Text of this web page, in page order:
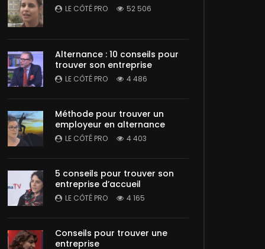
LE CÔTÉ PRO 52 506
Alternance : 10 conseils pour
trouver son entreprise
LE CÔTÉ PRO 4 486
Méthode pour trouver un
employeur en alternance
LE CÔTÉ PRO 4 403
5 conseils pour trouver son
entreprise d’accueil
LE CÔTÉ PRO 4 165
Conseils pour trouver une
entreprise